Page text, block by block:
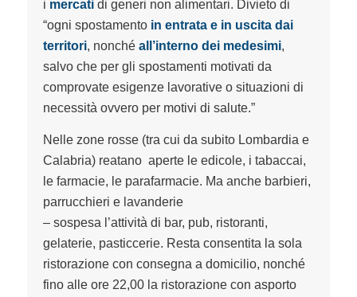
i mercatidi generi non alimentari. Divieto di
“ogni spostamento in entrata e in uscita dai
territori, nonché all’interno dei medesimi,
salvo che per gli spostamenti motivati da
comprovate esigenze lavorative o situazioni di
necessità ovvero per motivi di salute.”
Nelle zone rosse (tra cui da subito Lombardia e
Calabria) reatano aperte le edicole, i tabaccai,
le farmacie, le parafarmacie. Ma anche barbieri,
parrucchieri e lavanderie
– sospesa l’attività di bar, pub, ristoranti,
gelaterie, pasticcerie. Resta consentita la sola
ristorazione con consegna a domicilio, nonché
fino alle ore 22,00 la ristorazione con asporto